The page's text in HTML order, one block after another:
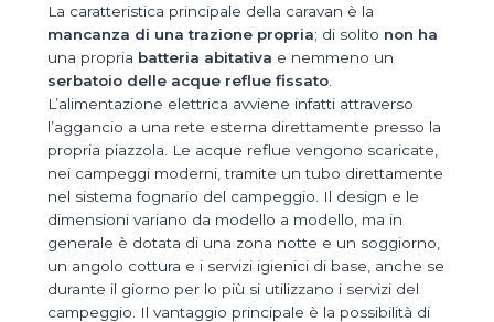
La caratteristica principale della caravan è la
mancanza di una trazione propria; di solito non ha
una propria batteria abitativa e nemmeno un
serbatoio delle acque reflue fissato.
L’alimentazione elettrica avviene infatti attraverso
l’aggancio a una rete esterna direttamente presso la
propria piazzola. Le acque reflue vengono scaricate,
nei campeggi moderni, tramite un tubo direttamente
nel sistema fognario del campeggio. Il design e le
dimensioni variano da modello a modello, ma in
generale è dotata di una zona notte e un soggiorno,
un angolo cottura e i servizi igienici di base, anche se
durante il giorno per lo più si utilizzano i servizi del
campeggio. Il vantaggio principale è la possibilità di